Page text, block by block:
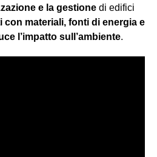
e la gestione di edifici
con materiali, fonti di energia e
l’impatto sull’ambiente.